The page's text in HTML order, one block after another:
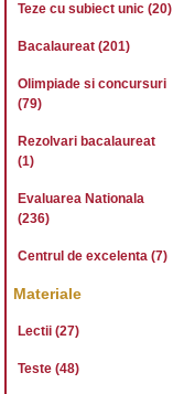
Teze cu subiect unic (20)
Bacalaureat (201)
Olimpiade si concursuri
(79)
Rezolvari bacalaureat
(1)
Evaluarea Nationala
(236)
Centrul de excelenta (7)
Materiale
Lectii (27)
Teste (48)